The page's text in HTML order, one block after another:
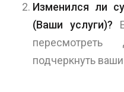
Изменился ли
(Ваши услуги)?
подчеркнуть